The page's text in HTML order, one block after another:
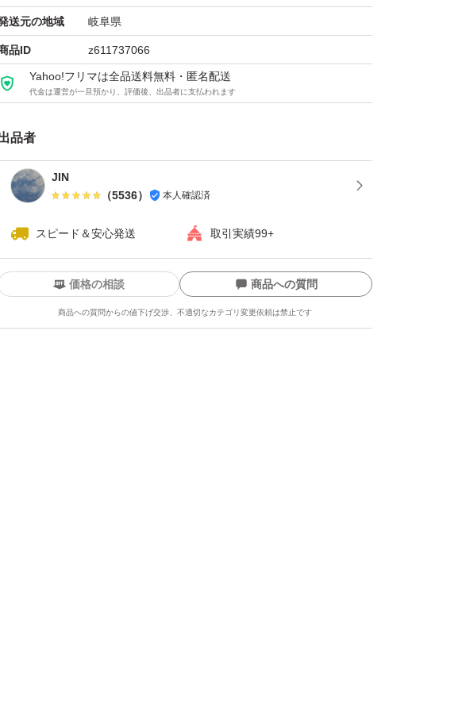
送元の地域 岐阜県
品ID z611737066
Yahoo!フリマは全品送料無料・匿名配送
代金は運営が一旦預かり、評価後、出品者に支払われます
品者
JIN
（5536） 本人確認済
スピード＆安心発送 取引実績99+
を付与しています
・安全なユーザーです
完了させた実績があります
価格の相談 商品への質問
商品への質問からの値下げ交渉、不適切なカテゴリ変更依頼は禁止です
す